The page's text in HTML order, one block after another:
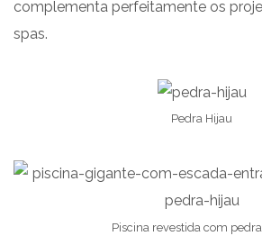
complementa perfeitamente os
spas.
Pedra Hijau
Piscina revestida com